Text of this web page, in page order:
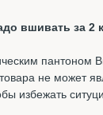
вшивать за 2
пантоном
не может
избежать